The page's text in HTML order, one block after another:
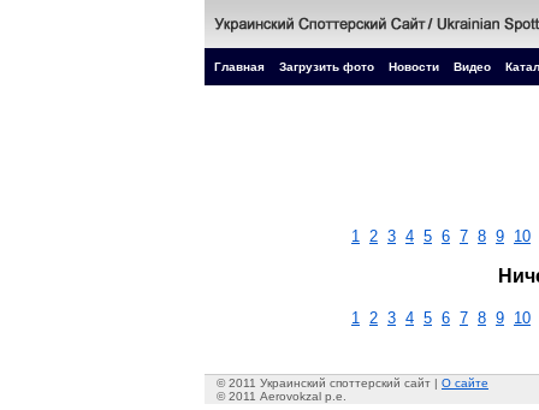
Главная Загрузить фото Новости Видео
1 2 3 4 5 6 7 8 9 10
1 2 3 4 5 6 7 8 9 10
© 2011 Украинский споттерский сайт | О сайте
© 2011 Aerovokzal p.e.